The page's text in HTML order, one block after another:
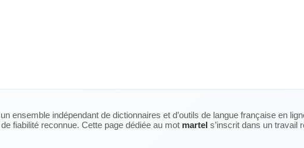
ensemble indépendant de dictionnaires et d’outils de langue française en
fiabilité reconnue. Cette page dédiée au mot martel s’inscrit dans un travail